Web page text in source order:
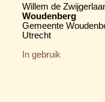
Willem de
Woudenberg
Gemeente
Utrecht
In gebruik